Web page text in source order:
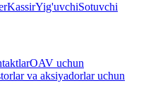
KassirYig'uvchiSotuvchi
OAV uchun
va aksiyadorlar uchun